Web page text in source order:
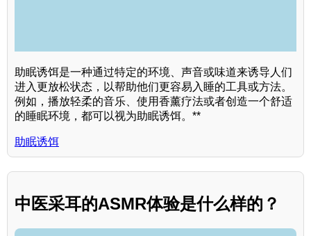
助眠诱饵是一种通过特定的环境、声音或味道来诱导人们
进入更放松状态，以帮助他们更容易入睡的工具或方法。
例如，播放轻柔的音乐、使用香薰疗法或者创造一个舒适
的睡眠环境，都可以视为助眠诱饵。**
助眠诱饵
中医采耳的ASMR体验是什么样的？